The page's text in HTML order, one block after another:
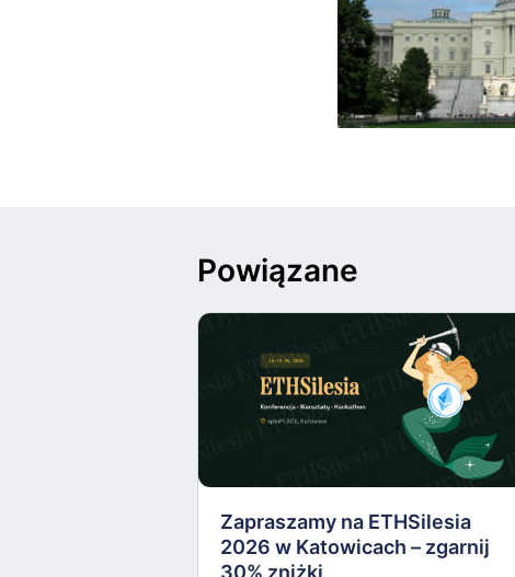
Powiązane
Zapraszamy na ETHSilesia
2026 w Katowicach – zgarnij
30% zniżki